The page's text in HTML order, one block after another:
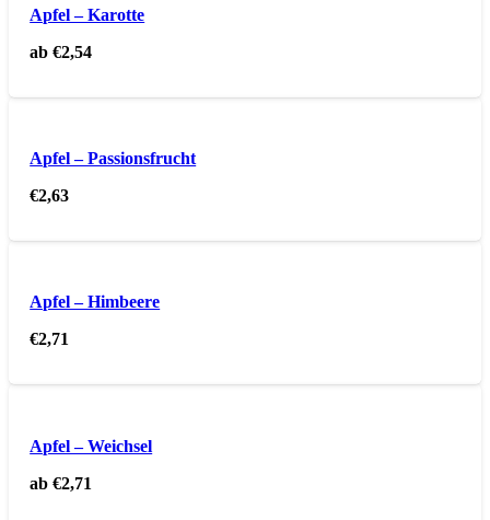
Apfel – Karotte
ab€2,54
Apfel – Passionsfrucht
€2,63
Apfel – Himbeere
€2,71
Apfel – Weichsel
ab€2,71